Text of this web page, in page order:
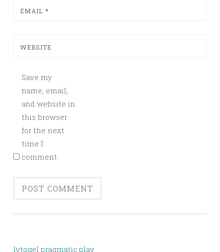
EMAIL *
WEBSITE
Save my
name, email,
and website in
this browser
for the next
time I
comment.
lvtogel pragmatic play